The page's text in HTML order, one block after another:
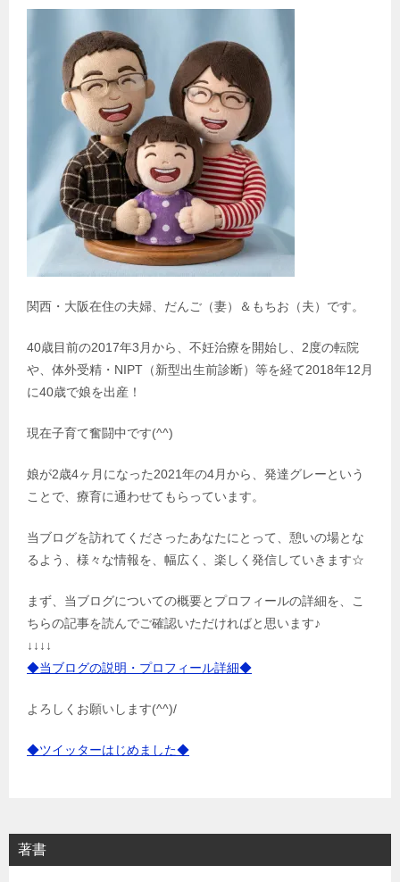
関西・大阪在住の夫婦、だんご（妻）＆もちお（夫）です。
40歳目前の2017年3月から、不妊治療を開始し、2度の転院
や、体外受精・NIPT（新型出生前診断）等を経て2018年12月
に40歳で娘を出産！
現在子育て奮闘中です(^^)
娘が2歳4ヶ月になった2021年の4月から、発達グレーという
ことで、療育に通わせてもらっています。
当ブログを訪れてくださったあなたにとって、憩いの場とな
るよう、様々な情報を、幅広く、楽しく発信していきます☆
まず、当ブログについての概要とプロフィールの詳細を、こ
ちらの記事を読んでご確認いただければと思います♪
↓↓↓↓
◆当ブログの説明・プロフィール詳細◆
よろしくお願いします(^^)/
◆ツイッターはじめました◆
著書